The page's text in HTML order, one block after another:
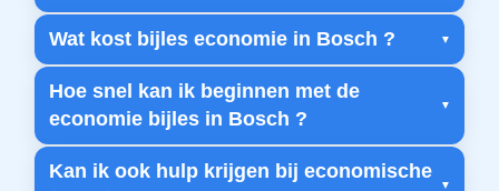
Wat kost bijles economie in Bosch ?
Hoe snel kan ik beginnen met de
economie bijles in Bosch ?
Kan ik ook hulp krijgen bij economische